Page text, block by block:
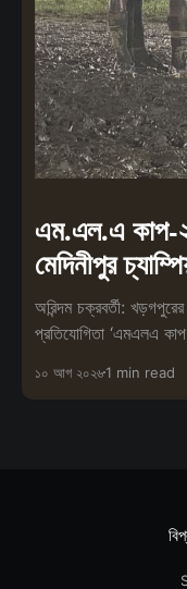
এম.এল.এ কাপ-
মেদিনীপুর
অরিন্দম চক্রবর্তী:
প্রতিযোগিতা ‘এমএলএ
১০ আগ ২০২৬1 min read